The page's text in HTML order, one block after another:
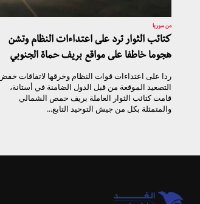
من سوريا
كتائب الثوار ترد على اعتداءات النظام وتشن
هجوما خاطفا على مواقع بريف حماة الجنوبي
ردا على اعتداءات قوات النظام وخرقها لاتفاقات
التصعيد الموقعة من قبل الدول الضامنة في أستانة،
قامت كتائب الثوار العاملة بريف حمص الشمالي
والمتمثلة بكل من جيش التوحيد التابع...